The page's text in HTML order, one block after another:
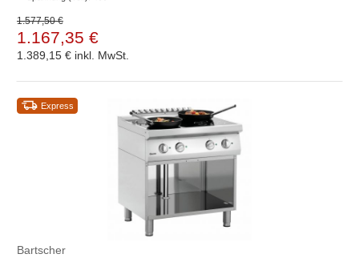
1.577,50 €
1.167,35 €
1.389,15 € inkl. MwSt.
Express
Bartscher